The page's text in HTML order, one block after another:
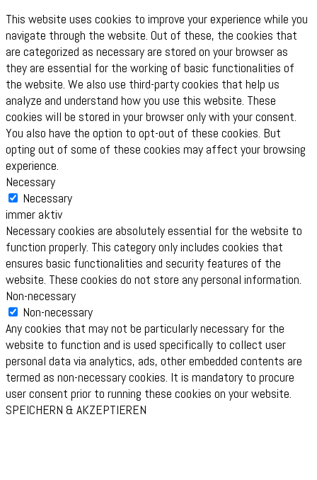
This website uses cookies to improve your experience while you
navigate through the website. Out of these, the cookies that
are categorized as necessary are stored on your browser as
they are essential for the working of basic functionalities of
the website. We also use third-party cookies that help us
analyze and understand how you use this website. These
cookies will be stored in your browser only with your consent.
You also have the option to opt-out of these cookies. But
opting out of some of these cookies may affect your browsing
experience.
Necessary
Necessary
immer aktiv
Necessary cookies are absolutely essential for the website to
function properly. This category only includes cookies that
ensures basic functionalities and security features of the
website. These cookies do not store any personal information.
Non-necessary
Non-necessary
Any cookies that may not be particularly necessary for the
website to function and is used specifically to collect user
personal data via analytics, ads, other embedded contents are
termed as non-necessary cookies. It is mandatory to procure
user consent prior to running these cookies on your website.
SPEICHERN & AKZEPTIEREN